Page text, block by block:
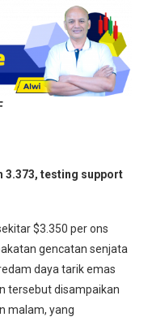
3.373, testing support
$3.350 per ons
gencatan senjata
daya tarik emas
tersebut disampaikan
malam, yang